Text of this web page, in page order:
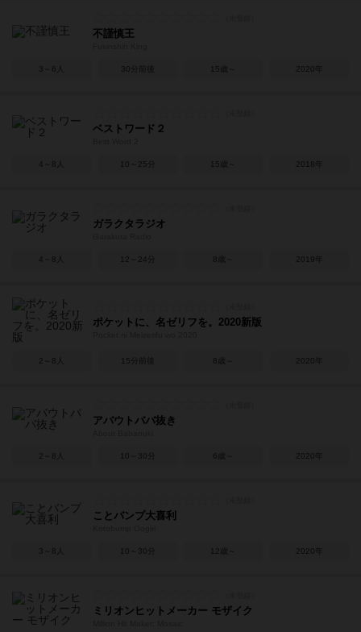
不謹慎王
3～6人 30分前後 15歳～ 2020年
ベストワード２
4～8人 10～25分 15歳～ 2018年
ガラクタラジオ
4～8人 12～24分 8歳～ 2019年
ポケットに、名ゼリフを。2020新版
2～8人 15分前後 8歳～ 2020年
アバウトババ抜き
2～8人 10～30分 6歳～ 2020年
ことバンプ大喜利
3～8人 10～30分 12歳～ 2020年
ミリオンヒットメーカー モザイク